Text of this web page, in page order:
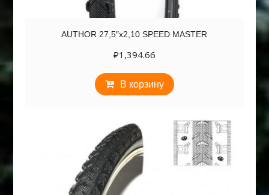
AUTHOR 27,5″х2,10 SPEED MASTER
₽1,394.66
В корзину